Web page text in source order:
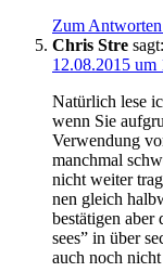
Zum
Chris Stre sagt:
12.08.2015 um
Natür­lich lese
wenn Sie
Ver­wen­dung
manch­mal
nicht wei­ter
nen gleich
bestä­ti­gen
sees” in über
auch noch